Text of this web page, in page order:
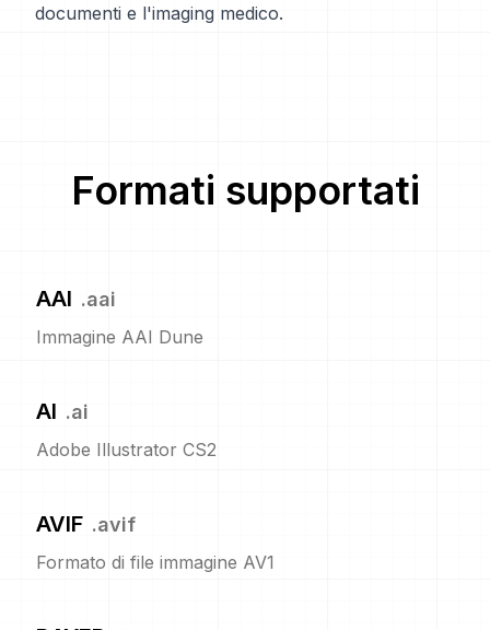
documenti e l'imaging medico.
Formati supportati
AAI .aai
Immagine AAI Dune
AI .ai
Adobe Illustrator CS2
AVIF .avif
Formato di file immagine AV1